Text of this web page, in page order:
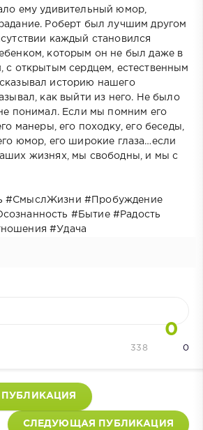
ему удивительный юмор,
Роберт был лучшим другом
каждый становился
которым он не был даже в
с открытым сердцем, естественным
историю нашего
как выйти из него. Не было
понимал. Если мы помним его
манеры, его походку, его беседы,
юмор, его широкие глаза…если
жизнях, мы свободны, и мы с
#СмыслЖизни #Пробуждение
#Бытие #Радость
#Удача
0
0
338
СЛЕДУЮЩАЯ ПУБЛИКАЦИЯ